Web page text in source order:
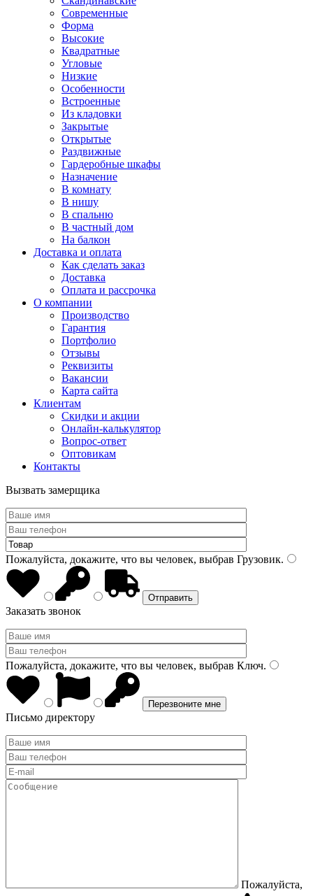
Современные
Форма
Высокие
Квадратные
Угловые
Низкие
Особенности
Встроенные
Из кладовки
Закрытые
Открытые
Раздвижные
Гардеробные шкафы
Назначение
В комнату
В нишу
В спальню
В частный дом
На балкон
Доставка и оплата
Как сделать заказ
Доставка
Оплата и рассрочка
О компании
Производство
Гарантия
Портфолио
Отзывы
Реквизиты
Вакансии
Карта сайта
Клиентам
Скидки и акции
Онлайн-калькулятор
Вопрос-ответ
Оптовикам
Контакты
Вызвать замерщика
Пожалуйста, докажите, что вы человек, выбрав Грузовик.
Заказать звонок
Пожалуйста, докажите, что вы человек, выбрав Ключ.
Письмо директору
Пожалуйста,